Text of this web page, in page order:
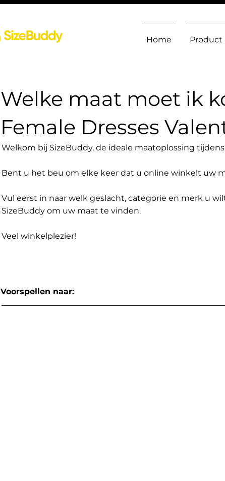
Home Product
Welke maat moet ik
Female Dresses
Welkom bij SizeBuddy, de ideale maatoplossing
Bent u het beu om elke keer dat u online winkelt uw
Vul eerst in naar welk geslacht, categorie en merk u
SizeBuddy om uw maat te vinden.
Veel winkelplezier!
Voorspellen naar: